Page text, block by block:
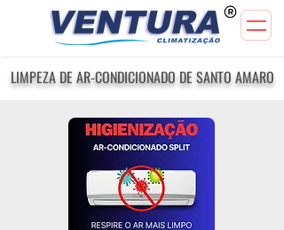
LIMPEZA DE AR-CONDICIONADO DE SANTO AMARO